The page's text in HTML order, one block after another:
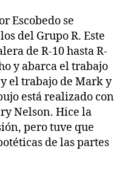
Escobedo se
del Grupo R. Este
de R-10 hasta R-
y abarca el trabajo
y el trabajo de Mark y
está realizado con
Nelson. Hice la
pero tuve que
de las partes